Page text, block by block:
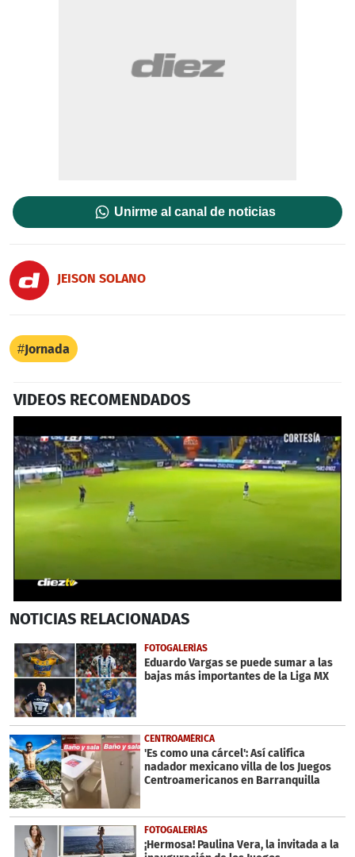
Unirme al canal de noticias
JEISON SOLANO
Jornada
VIDEOS RECOMENDADOS
seconds
56
seconds
NOTICIAS RELACIONADAS
FOTOGALERÍAS
Eduardo Vargas se puede sumar a las
bajas más importantes de la Liga MX
CENTROAMÉRICA
'Es como una cárcel': Así califica
nadador mexicano villa de los Juegos
Centroamericanos en Barranquilla
FOTOGALERÍAS
¡Hermosa! Paulina Vera, la invitada a la